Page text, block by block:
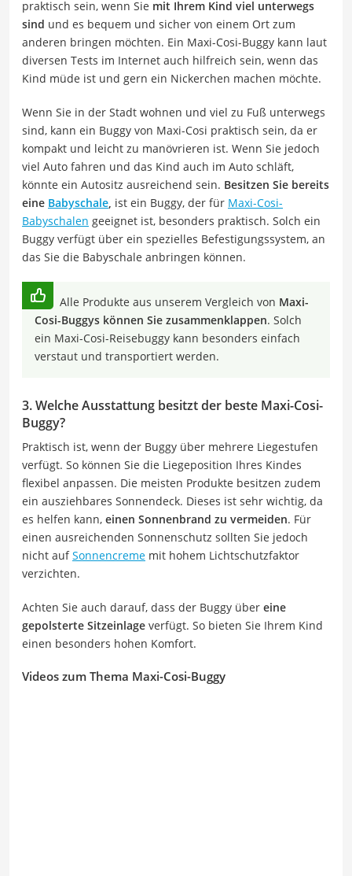
praktisch sein, wenn Sie mit Ihrem Kind viel unterwegs
sind und es bequem und sicher von einem Ort zum
anderen bringen möchten. Ein Maxi-Cosi-Buggy kann laut
diversen Tests im Internet auch hilfreich sein, wenn das
Kind müde ist und gern ein Nickerchen machen möchte.
Wenn Sie in der Stadt wohnen und viel zu Fuß unterwegs
sind, kann ein Buggy von Maxi-Cosi praktisch sein, da er
kompakt und leicht zu manövrieren ist. Wenn Sie jedoch
viel Auto fahren und das Kind auch im Auto schläft,
könnte ein Autositz ausreichend sein. Besitzen Sie bereits
eine Babyschale ist ein Buggy, der für Maxi-Cosi-
Babyschalen geeignet ist, besonders praktisch. Solch ein
Buggy verfügt über ein spezielles Befestigungssystem, an
das Sie die Babyschale anbringen können.
Alle Produkte aus unserem Vergleich von Maxi-
Cosi-Buggys können Sie zusammenklappen. Solch
ein Maxi-Cosi-Reisebuggy kann besonders einfach
verstaut und transportiert werden.
3. Welche Ausstattung besitzt der beste Maxi-Cosi-
Buggy?
Praktisch ist, wenn der Buggy über mehrere Liegestufen
verfügt. So können Sie die Liegeposition Ihres Kindes
flexibel anpassen. Die meisten Produkte besitzen zudem
ein ausziehbares Sonnendeck. Dieses ist sehr wichtig, da
es helfen kann, einen Sonnenbrand zu vermeiden. Für
einen ausreichenden Sonnenschutz sollten Sie jedoch
nicht aufSonnencreme mit hohem Lichtschutzfaktor
verzichten.
Achten Sie auch darauf, dass der Buggy über eine
gepolsterte Sitzeinlage verfügt. So bieten Sie Ihrem Kind
einen besonders hohen Komfort.
Videos zum Thema Maxi-Cosi-Buggy